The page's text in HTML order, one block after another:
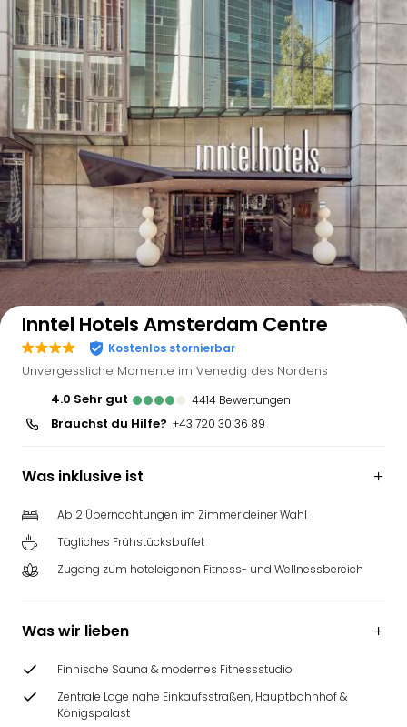
Auf der Karte anzeigen
Inntel Hotels Amsterdam Centre
Kostenlos stornierbar
Unvergessliche Momente im Venedig des Nordens
4.0
sehr gut 4414 Bewertungen
Brauchst du Hilfe? +43 720 30 36 89
Was inklusive ist
Ab 2 Übernachtungen im Zimmer deiner Wahl
Tägliches Frühstücksbuffet
Zugang zum hoteleigenen Fitness- und Wellnessbereich
Was wir lieben
Finnische Sauna & modernes Fitnessstudio
Zentrale Lage nahe Einkaufsstraßen, Hauptbahnhof &
Königspalast